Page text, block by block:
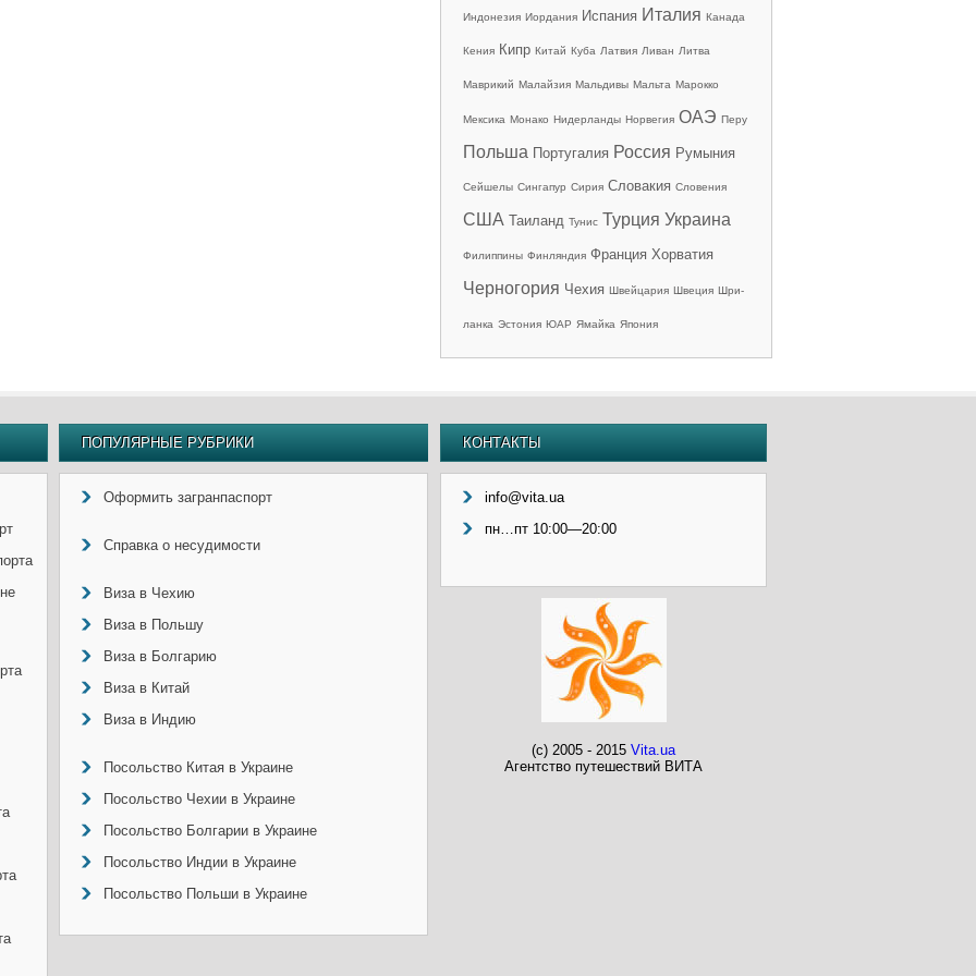
Индонезия Иордания Испания Италия Канада
Кения Кипр Китай Куба Латвия Ливан Литва
Маврикий Малайзия Мальдивы Мальта Марокко
Мексика Монако Нидерланды Норвегия ОАЭ Перу
Польша Португалия Россия Румыния
Сейшелы Сингапур Сирия Словакия Словения
США Таиланд Тунис Турция Украина
Филиппины Финляндия Франция Хорватия
Черногория Чехия Швейцария Швеция Шри-
ланка Эстония ЮАР Ямайка Япония
ПОПУЛЯРНЫЕ РУБРИКИ
Оформить загранпаспорт
Справка о несудимости
Виза в Чехию
Виза в Польшу
Виза в Болгарию
Виза в Китай
Виза в Индию
Посольство Китая в Украине
Посольство Чехии в Украине
Посольство Болгарии в Украине
Посольство Индии в Украине
Посольство Польши в Украине
КОНТАКТЫ
info@vita.ua
пн…пт 10:00—20:00
(c) 2005 - 2015 Vita.ua
Агентство путешествий ВИТА